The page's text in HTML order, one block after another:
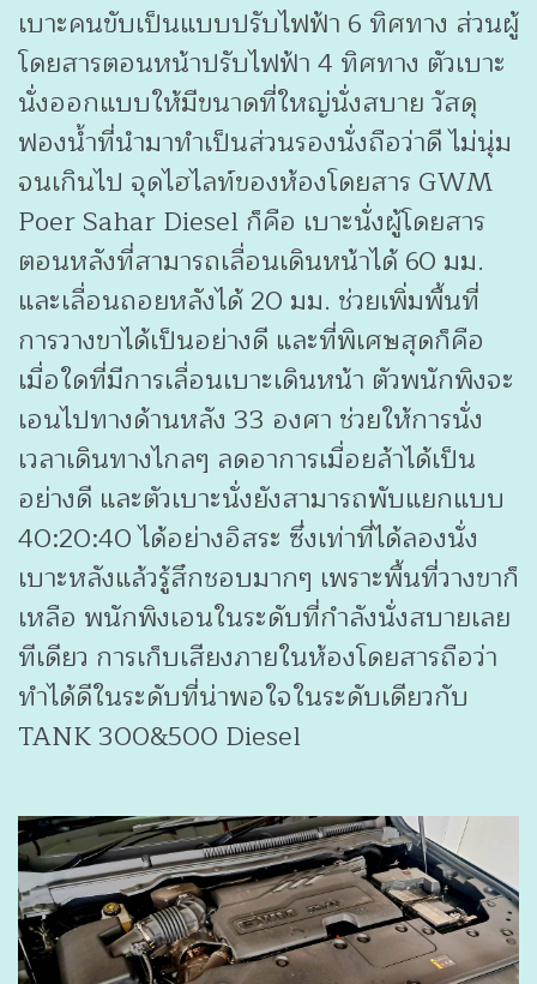
เบาะคนขับเป็นแบบปรับไฟฟ้า 6 ทิศทาง ส่วนผู้
โดยสารตอนหน้าปรับไฟฟ้า 4 ทิศทาง ตัวเบาะ
นั่งออกแบบให้มีขนาดที่ใหญ่นั่งสบาย วัสดุ
ฟองน้ำที่นำมาทำเป็นส่วนรองนั่งถือว่าดี ไม่นุ่ม
จนเกินไป จุดไฮไลท์ของห้องโดยสาร GWM
Poer Sahar Diesel ก็คือ เบาะนั่งผู้โดยสาร
ตอนหลังที่สามารถเลื่อนเดินหน้าได้ 60 มม.
และเลื่อนถอยหลังได้ 20 มม. ช่วยเพิ่มพื้นที่
การวางขาได้เป็นอย่างดี และที่พิเศษสุดก็คือ
เมื่อใดที่มีการเลื่อนเบาะเดินหน้า ตัวพนักพิงจะ
เอนไปทางด้านหลัง 33 องศา ช่วยให้การนั่ง
เวลาเดินทางไกลๆ ลดอาการเมื่อยล้าได้เป็น
อย่างดี และตัวเบาะนั่งยังสามารถพับแยกแบบ
40:20:40 ได้อย่างอิสระ ซึ่งเท่าที่ได้ลองนั่ง
เบาะหลังแล้วรู้สึกชอบมากๆ เพราะพื้นที่วางขาก็
เหลือ พนักพิงเอนในระดับที่กำลังนั่งสบายเลย
ทีเดียว การเก็บเสียงภายในห้องโดยสารถือว่า
ทำได้ดีในระดับที่น่าพอใจในระดับเดียวกับ
TANK 300&500 Diesel